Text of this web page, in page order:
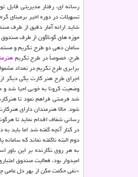
رسانه ای، رفتار مدیریتی قابل
تسهیلات در دوره اخیر برمبنای
شاید ارائه آمار دقیق از طرف
حوزه های گوناگون از طرف
سامان دهی دو طرح تکریم و
طرح، خصوصاً در طرح تکریم
برابری طرح تکریم در تعداد
اجرای طرح هنر کارت یکی دیگر
وضعیت کرونا به خوبی احیا شد و
شد فرصتی فراهم نمود تا
شود. حالا هنرمندان دارای
رسانی شفاف اقدام نماید تا
در کنار آنچه گفته شد اما باید
دوم البته ناگفته نماند که
به هر روی نگارنده بر این
امیدوار بود، فعالیت صندوق
«نفی حکمت مکن از بهر دل عامی